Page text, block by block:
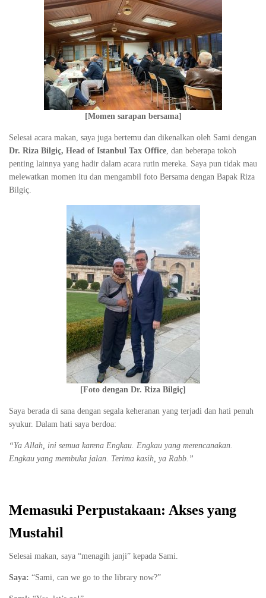
[Momen sarapan bersama]
Selesai acara makan, saya juga bertemu dan dikenalkan oleh Sami dengan
Dr. Riza Bilgiç, Head of Istanbul Tax Office, dan beberapa tokoh
penting lainnya yang hadir dalam acara rutin mereka. Saya pun tidak mau
melewatkan momen itu dan mengambil foto Bersama dengan Bapak Riza
Bilgiç.
[Foto dengan Dr. Riza Bilgiç]
Saya berada di sana dengan segala keheranan yang terjadi dan hati penuh
syukur. Dalam hati saya berdoa:
“Ya Allah, ini semua karena Engkau. Engkau yang merencanakan.
Engkau yang membuka jalan. Terima kasih, ya Rabb.”
Memasuki Perpustakaan: Akses yang
Mustahil
Selesai makan, saya “menagih janji” kepada Sami.
Saya: “Sami, can we go to the library now?”